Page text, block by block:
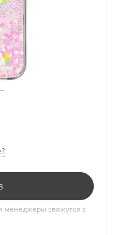
менеджеры свяжутся с